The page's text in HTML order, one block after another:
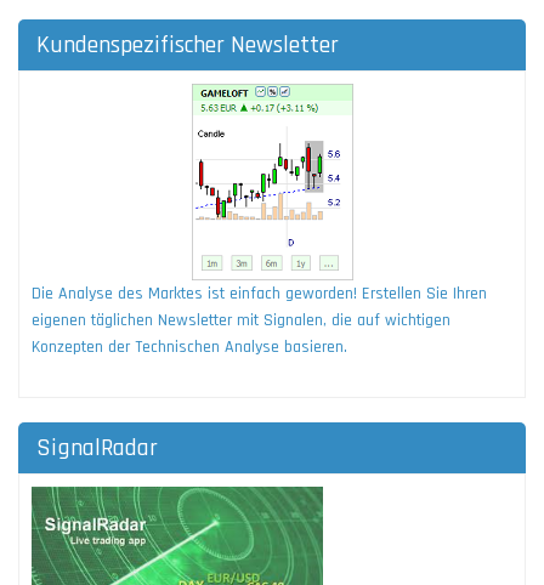
Kundenspezifischer Newsletter
Die Analyse des Marktes ist einfach geworden! Erstellen Sie Ihren
eigenen täglichen Newsletter mit Signalen, die auf wichtigen
Konzepten der Technischen Analyse basieren.
SignalRadar